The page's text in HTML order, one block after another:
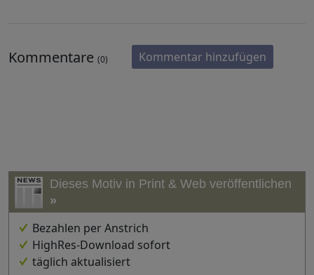
Kommentare (0) Kommentar hinzufügen
Dieses Motiv in Print & Web veröffentlichen
»
Bezahlen per Anstrich
HighRes-Download sofort
täglich aktualisiert